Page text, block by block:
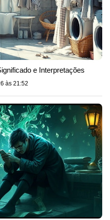
e Interpretações
às 21:52